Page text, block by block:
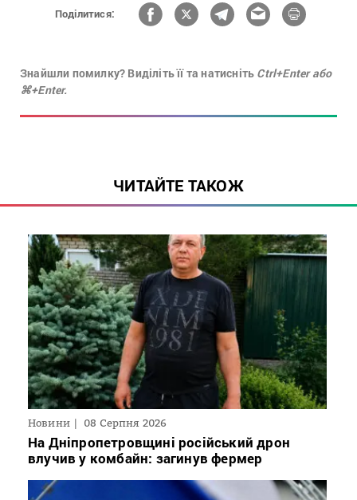
Поділитися:
Знайшли помилку? Виділіть її та натисніть Ctrl+Enter або
⌘+Enter.
ЧИТАЙТЕ ТАКОЖ
Новини 08 Серпня 2026
На Дніпропетровщині російський дрон
влучив у комбайн: загинув фермер